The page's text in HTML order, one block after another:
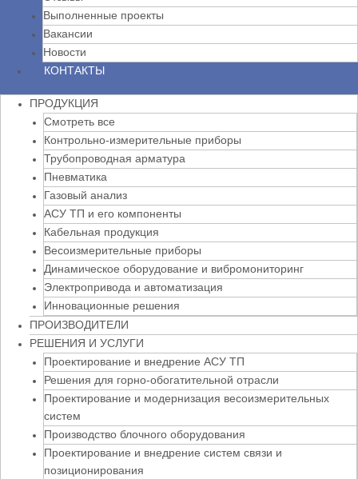
Выполненные проекты
Вакансии
Новости
КОНТАКТЫ
ПРОДУКЦИЯ
Смотреть все
Контрольно-измерительные приборы
Трубопроводная арматура
Пневматика
Газовый анализ
АСУ ТП и его компоненты
Кабельная продукция
Весоизмерительные приборы
Динамическое оборудование и вибромониторинг
Электропривода и автоматизация
Инновационные решения
ПРОИЗВОДИТЕЛИ
РЕШЕНИЯ И УСЛУГИ
Проектирование и внедрение АСУ ТП
Решения для горно-обогатительной отрасли
Проектирование и модернизация весоизмерительных
систем
Производство блочного оборудования
Проектирование и внедрение систем связи и
позиционирования